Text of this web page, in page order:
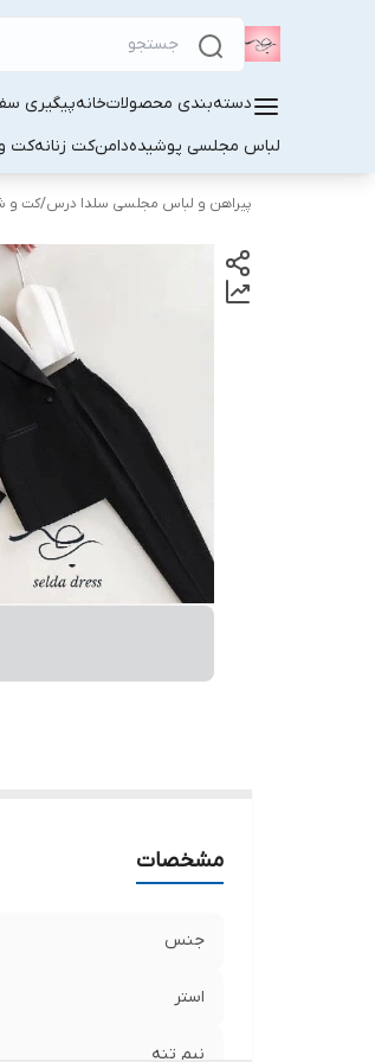
دسته‌بندی محصولاتخانهپیگیری
لباس مجلسی پوشیدهدامنکت زنانهکت و
پیراهن و لباس مجلسی سلدا درس/کت و
مشخصات
جنس
استر
نیم تنه